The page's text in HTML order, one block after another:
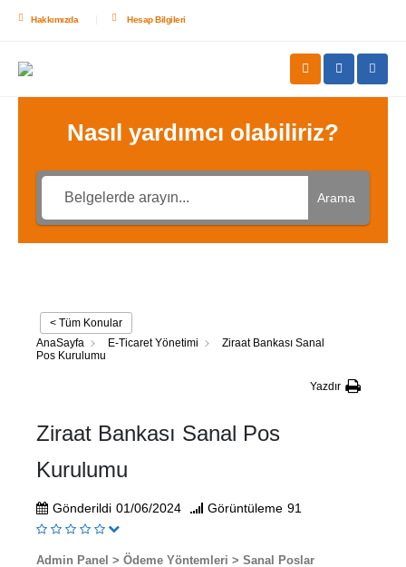
Hakkımızda Hesap Bilgileri
Nasıl yardımcı olabiliriz?
Arama
< Tüm Konular
AnaSayfa
E-Ticaret Yönetimi
Ziraat Bankası Sanal
Pos Kurulumu
Yazdır
Ziraat Bankası Sanal Pos
Kurulumu
Gönderildi 01/06/2024 Görüntüleme 91
Admin Panel > Ödeme Yöntemleri > Sanal Poslar